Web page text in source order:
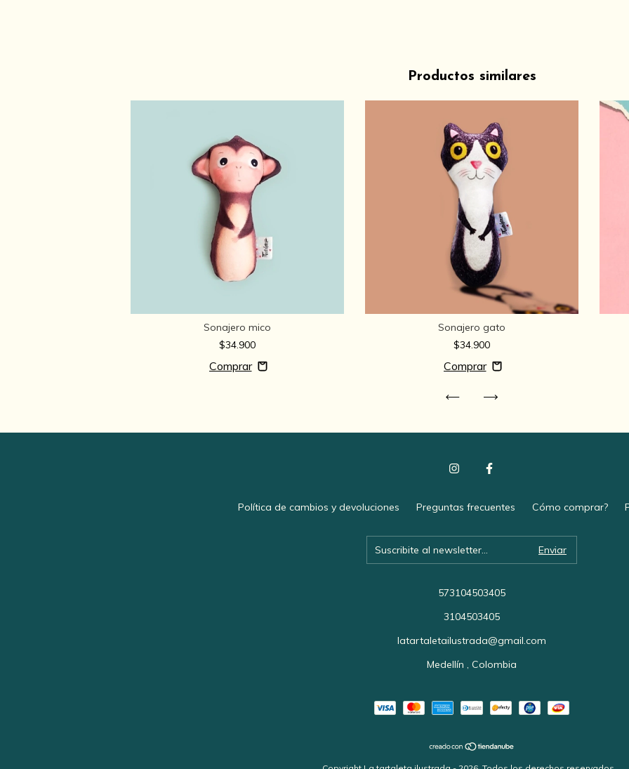
Productos similares
Sonajero mico
$34.900
Sonajero gato
$34.900
Política de cambios y devoluciones Preguntas frecuentes Cómo comprar?
573104503405
3104503405
latartaletailustrada@gmail.com
Medellín , Colombia